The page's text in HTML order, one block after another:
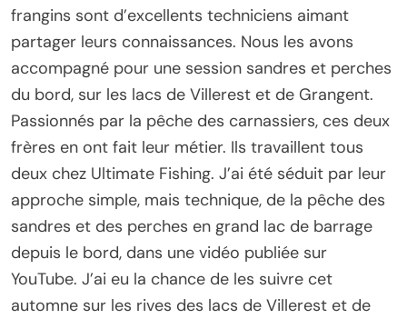
frangins sont d’excellents techniciens aimant
partager leurs connaissances. Nous les avons
accompagné pour une session sandres et perches
du bord, sur les lacs de Villerest et de Grangent.
Passionnés par la pêche des carnassiers, ces deux
frères en ont fait leur métier. Ils travaillent tous
deux chez Ultimate Fishing. J’ai été séduit par leur
approche simple, mais technique, de la pêche des
sandres et des perches en grand lac de barrage
depuis le bord, dans une vidéo publiée sur
YouTube. J’ai eu la chance de les suivre cet
automne sur les rives des lacs de Villerest et de